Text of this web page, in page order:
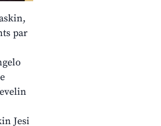
par
Jesi